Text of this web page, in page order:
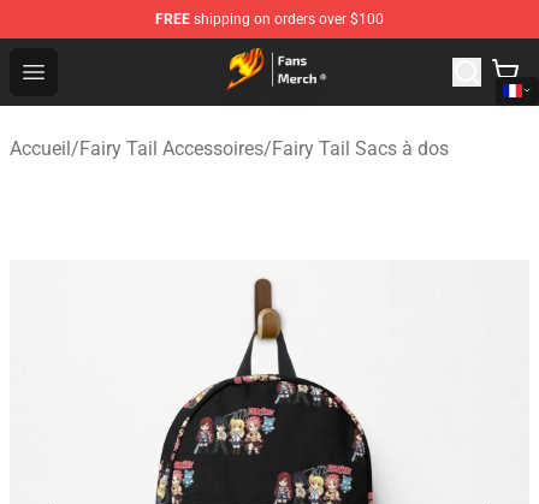
FREE shipping on orders over $100
Open menu
Fairy Tail Store - Official Fairy Tail Merchandise Shop
Accueil/Fairy Tail Accessoires/Fairy Tail Sacs à dos